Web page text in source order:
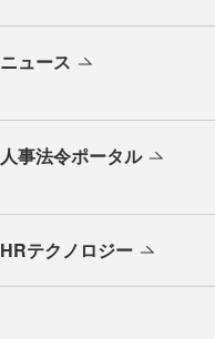
ニュース
人事法令ポータル
HRテクノロジー